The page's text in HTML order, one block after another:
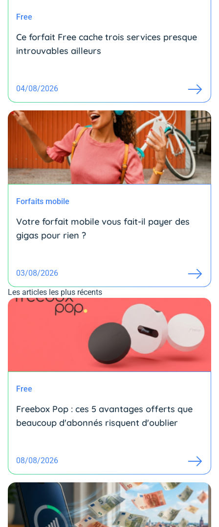
Free
Ce forfait Free cache trois services presque
introuvables ailleurs
04/08/2026
Forfaits mobile
Votre forfait mobile vous fait-il payer des
gigas pour rien ?
03/08/2026
Les articles les plus récents
Free
Freebox Pop : ces 5 avantages offerts que
beaucoup d'abonnés risquent d'oublier
08/08/2026